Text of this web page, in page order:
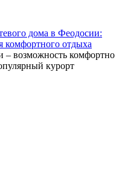
дома в Феодосии:
комфортного отдыха
– возможность комфортно
курорт